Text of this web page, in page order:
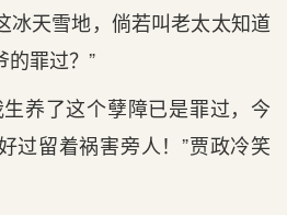
冰天雪地，倘若叫老太太知道
的罪过？”
养了这个孽障已是罪过，今
过留着祸害旁人！”贾政冷笑